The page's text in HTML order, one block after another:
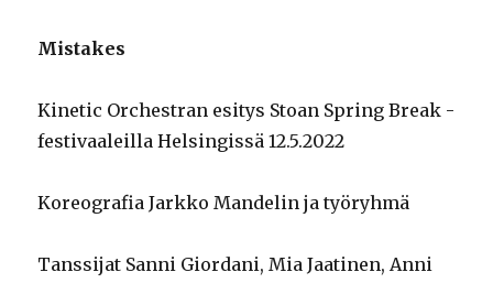
Mistakes
Kinetic Orchestran esitys Stoan Spring Break -
festivaaleilla Helsingissä 12.5.2022
Koreografia Jarkko Mandelin ja työryhmä
Tanssijat Sanni Giordani, Mia Jaatinen, Anni